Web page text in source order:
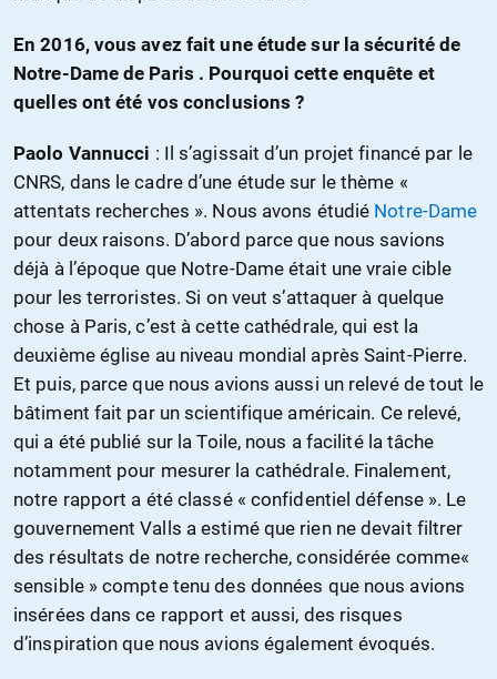
En 2016, vous avez fait une étude sur la sécurité de
Notre-Dame de Paris . Pourquoi cette enquête et
quelles ont été vos conclusions ?
Paolo Vannucci : Il s’agissait d’un projet financé par le
CNRS, dans le cadre d’une étude sur le thème «
attentats recherches ». Nous avons étudié Notre-Dame
pour deux raisons. D’abord parce que nous savions
déjà à l’époque que Notre-Dame était une vraie cible
pour les terroristes. Si on veut s’attaquer à quelque
chose à Paris, c’est à cette cathédrale, qui est la
deuxième église au niveau mondial après Saint-Pierre.
Et puis, parce que nous avions aussi un relevé de tout le
bâtiment fait par un scientifique américain. Ce relevé,
qui a été publié sur la Toile, nous a facilité la tâche
notamment pour mesurer la cathédrale. Finalement,
notre rapport a été classé « confidentiel défense ». Le
gouvernement Valls a estimé que rien ne devait filtrer
des résultats de notre recherche, considérée comme«
sensible » compte tenu des données que nous avions
insérées dans ce rapport et aussi, des risques
d’inspiration que nous avions également évoqués.